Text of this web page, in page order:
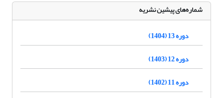
شماره‌های پیشین نشریه
دوره 13 (1404)
دوره 12 (1403)
دوره 11 (1402)